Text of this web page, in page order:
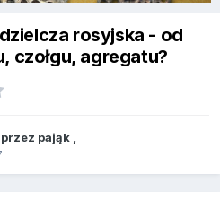
rosyjska - od
czołgu, agregatu?
pająk